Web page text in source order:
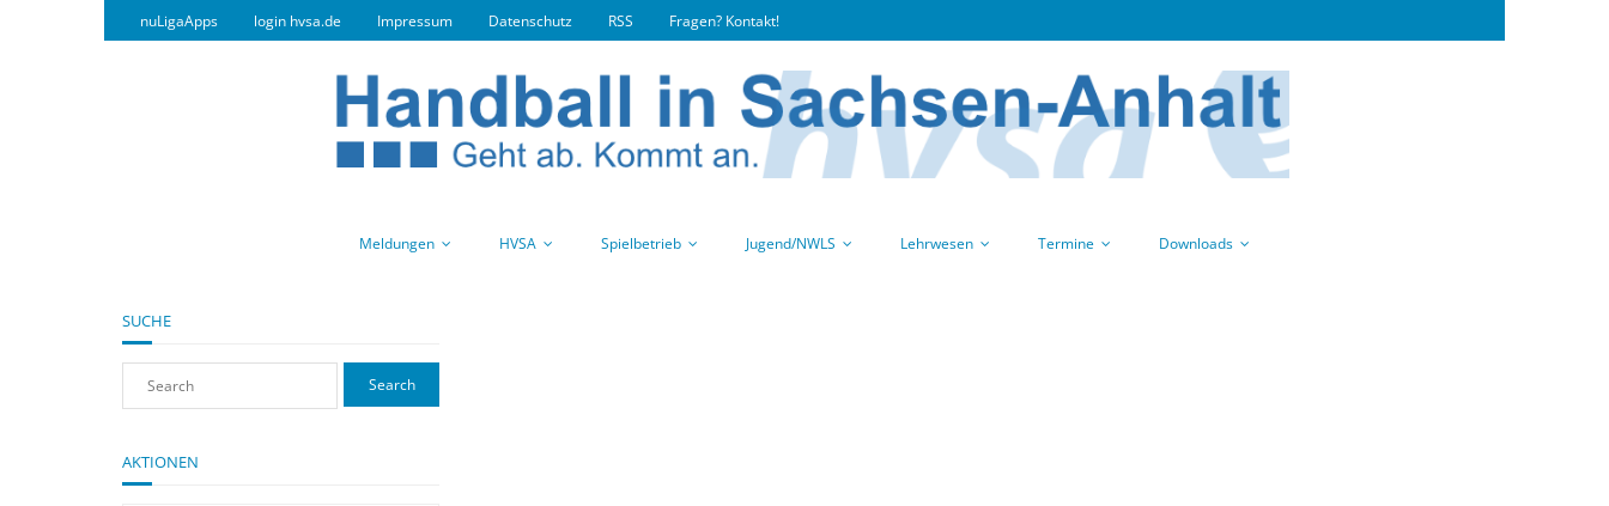
nuLigaApps login hvsa.de Impressum Datenschutz RSS Fragen? Kontakt!
Meldungen HVSA Spielbetrieb Jugend/NWLS Lehrwesen Termine Downloads
SUCHE
AKTIONEN